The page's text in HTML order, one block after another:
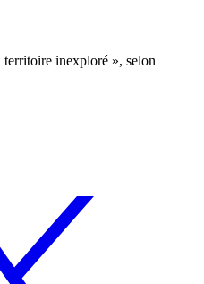
inexploré », selon